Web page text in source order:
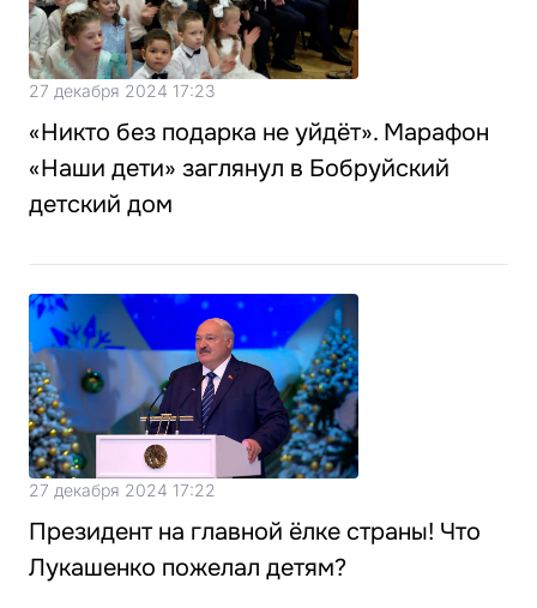
27 декабря 2024 17:23
«Никто без подарка не уйдёт». Марафон
«Наши дети» заглянул в Бобруйский
детский дом
27 декабря 2024 17:22
Президент на главной ёлке страны! Что
Лукашенко пожелал детям?